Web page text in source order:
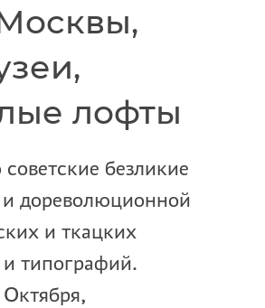
лофты
безликие
дореволюционной
и ткацких
типографий.